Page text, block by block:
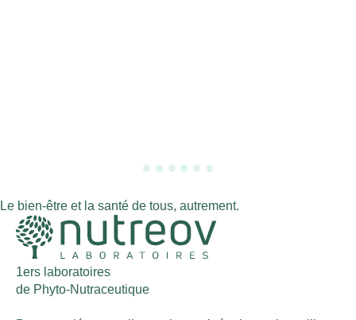
Le bien-être et la santé de tous, autrement.
1ers laboratoires
de Phyto-Nutraceutique